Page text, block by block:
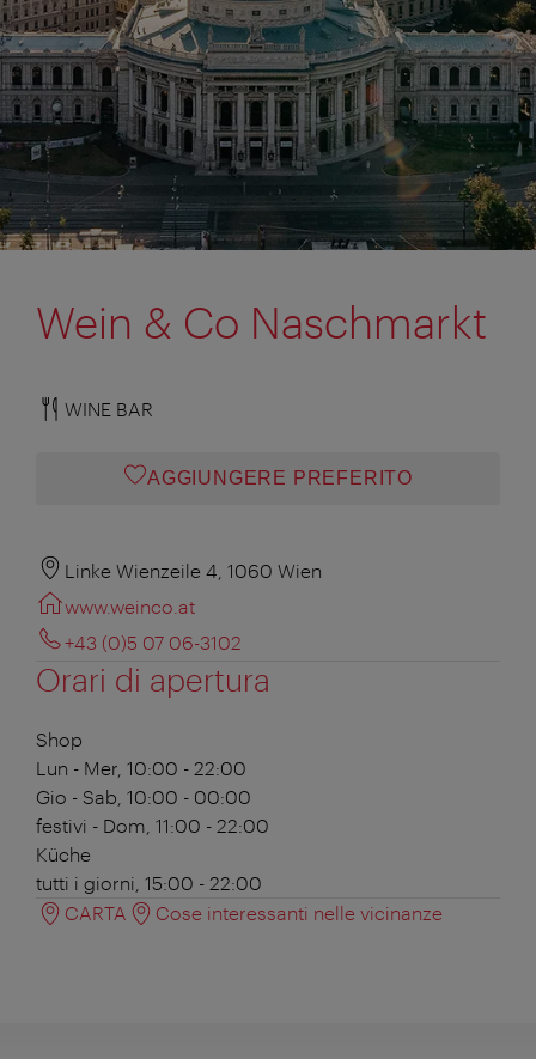
Wein & Co Naschmarkt
WINE BAR
AGGIUNGERE PREFERITO
Linke Wienzeile 4, 1060 Wien
www.weinco.at
+43 (0)5 07 06-3102
Orari di apertura
Shop
Lun - Mer, 10:00 - 22:00
Gio - Sab, 10:00 - 00:00
festivi - Dom, 11:00 - 22:00
Küche
tutti i giorni, 15:00 - 22:00
CARTA
Cose interessanti nelle vicinanze